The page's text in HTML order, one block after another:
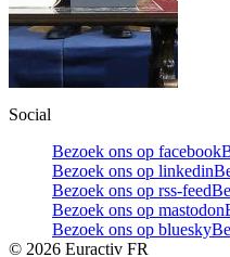
Social
Bezoek ons op facebook
Bezoek ons op linkedin
Bezoek ons op rss-feed
Bezoek ons op mastodon
Bezoek ons op bluesky
© 2026 Euractiv FR